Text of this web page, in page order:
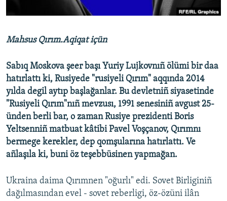
Русский
Українською
QOŞULIÑIZ!
RFE/RS bütün saytları
Mahsus Qırım.Aqiqat içün
Sabıq Moskova şeer başı Yuriy Lujkovnıñ ölümi bir daa
hatırlattı ki, Rusiyede "rusiyeli Qırım" aqqında 2014
yılda degil aytıp başlağanlar. Bu devletniñ siyasetinde
"Rusiyeli Qırım"nıñ mevzusı, 1991 senesiniñ avgust 25-
ünden berli bar, o zaman Rusiye prezidenti Boris
Yeltsenniñ matbuat kâtibi Pavel Voşçanov, Qırımnı
bermege kerekler, dep qomşularına hatırlattı. Ve
añlaşıla ki, buni öz teşebbüsinen yapmağan.
Ukraina daima Qırımnen "oğurlı" edi. Sovet Birliginiñ
dağılmasından evel - sovet reberligi, öz-özüni ilân